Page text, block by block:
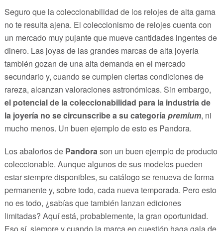
Seguro que la coleccionabilidad de los relojes de alta gama
no te resulta ajena. El coleccionismo de relojes cuenta con
un mercado muy pujante que mueve cantidades ingentes de
dinero. Las joyas de las grandes marcas de alta joyería
también gozan de una alta demanda en el mercado
secundario y, cuando se cumplen ciertas condiciones de
rareza, alcanzan valoraciones astronómicas. Sin embargo,
el potencial de la coleccionabilidad para la industria de
la joyería no se circunscribe a su categoríapremium, ni
mucho menos. Un buen ejemplo de esto es Pandora.
Los abalorios de Pandorason un buen ejemplo de producto
coleccionable. Aunque algunos de sus modelos pueden
estar siempre disponibles, su catálogo se renueva de forma
permanente y, sobre todo, cada nueva temporada. Pero esto
no es todo, ¿sabías que también lanzan ediciones
limitadas? Aquí está, probablemente, la gran oportunidad.